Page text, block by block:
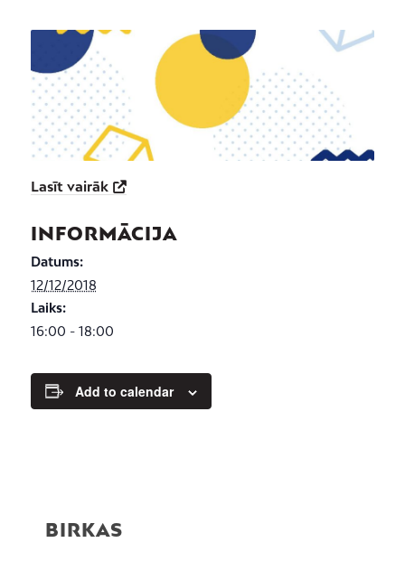
Lasīt vairāk
INFORMĀCIJA
Datums:
12/12/2018
Laiks:
16:00 - 18:00
Add to calendar
BIRKAS